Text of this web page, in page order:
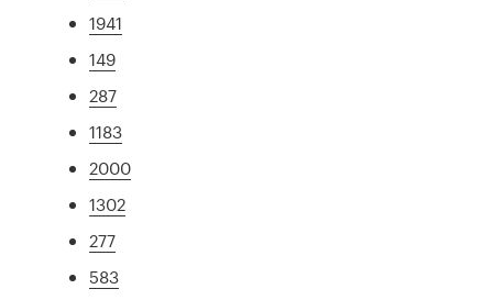
1941
149
287
1183
2000
1302
277
583